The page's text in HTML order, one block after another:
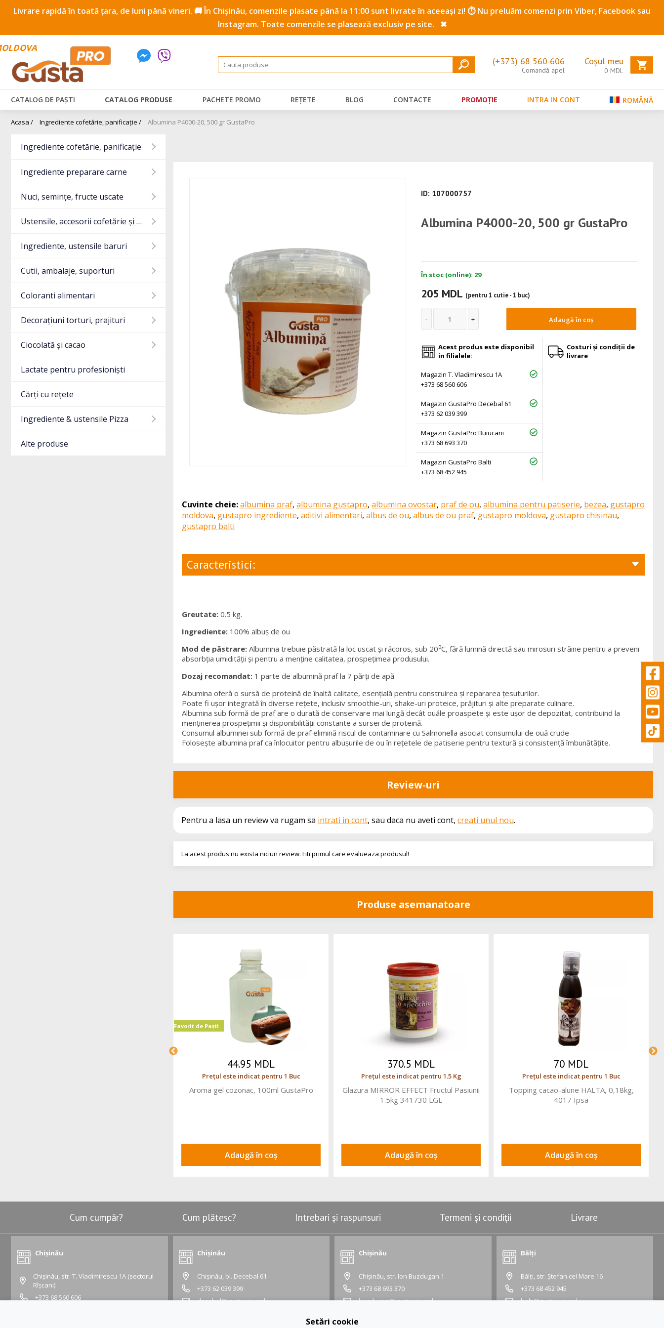
Livrare rapidă în toată țara, de luni până vineri. 🚚 În Chișinău, comenzile plasate până la 11:00 sunt livrate în aceeași zi! ⏱️ Nu preluăm comenzi prin Viber, Facebook sau
Instagram. Toate comenzile se plasează exclusiv pe site.
✖
Coșul meu
0 MDL
(+373) 68 560 606
Comandă apel
CATALOG DE PAȘTI CATALOG PRODUSE PACHETE PROMO REȚETE BLOG CONTACTE PROMOȚIE INTRA IN CONT ROMÂNĂ
Acasa / Ingrediente cofetărie, panificație / Albumina P4000-20, 500 gr GustaPro
Ingrediente cofetărie, panificație
Ingrediente preparare carne
Nuci, semințe, fructe uscate
Ustensile, accesorii cofetărie și gatit
Ingrediente, ustensile baruri
Cutii, ambalaje, suporturi
Coloranti alimentari
Decorațiuni torturi, prajituri
Ciocolată și cacao
Lactate pentru profesioniști
Cărți cu rețete
Ingrediente & ustensile Pizza
Alte produse
ID: 107000757
Albumina P4000-20, 500 gr GustaPro
În stoc (online): 29
205 MDL (pentru 1 cutie - 1 buc)
Adaugă în coș
Acest produs este disponibil
in filialele:
Magazin T. Vladimirescu 1A
+373 68 560 606
Magazin GustaPro Decebal 61
+373 62 039 399
Magazin GustaPro Buiucani
+373 68 693 370
Magazin GustaPro Balti
+373 68 452 945
Costuri și condiții de
livrare
Cuvinte cheie:albumina praf, albumina gustapro, albumina ovostar, praf de ou, albumina pentru patiserie, bezea, gustapro
moldova, gustapro ingrediente, aditivi alimentari, albus de ou, albus de ou praf, gustapro moldova, gustapro chisinau,
gustapro balti
Caracteristici:
Greutate: 0.5 kg.
Ingrediente: 100% albuș de ou
Mod de păstrare: Albumina trebuie păstrată la loc uscat și răcoros, sub 20⁰C, fără lumină directă sau mirosuri străine pentru a preveni
absorbția umidității și pentru a menține calitatea, prospețimea produsului.
Dozaj recomandat: 1 parte de albumină praf la 7 părți de apă
Albumina oferă o sursă de proteină de înaltă calitate, esențială pentru construirea și repararea țesuturilor.
Poate fi ușor integrată în diverse rețete, inclusiv smoothie-uri, shake-uri proteice, prăjituri și alte preparate culinare.
Albumina sub formă de praf are o durată de conservare mai lungă decât ouăle proaspete și este ușor de depozitat, contribuind la
menținerea prospețimii și disponibilității constante a sursei de proteină.
Consumul albuminei sub formă de praf elimină riscul de contaminare cu Salmonella asociat consumului de ouă crude
Folosește albumina praf ca înlocuitor pentru albușurile de ou în rețetele de patiserie pentru textură și consistență îmbunătățite.
Review-uri
Pentru a lasa un review va rugam sa intrati in cont, sau daca nu aveti cont, creati unul nou.
La acest produs nu exista niciun review. Fiti primul care evalueaza produsul!
Produse asemanatoare
Favorit de Paști
44.95 MDL
Prețul este indicat pentru 1 Buc
Aroma gel cozonac, 100ml GustaPro
Adaugă în coș
370.5 MDL
Prețul este indicat pentru 1.5 Kg
Glazura MIRROR EFFECT Fructul Pasiunii
1.5kg 341730 LGL
Adaugă în coș
70 MDL
Prețul este indicat pentru 1 Buc
Topping cacao-alune HALTA, 0,18kg,
4017 Ipsa
Adaugă în coș
Cum cumpăr? Cum plătesc? Intrebari și raspunsuri Termeni și condiții Livrare
Chișinău
Chișinău, str. T. Vladimirescu 1A (sectorul
Rîșcani)
+373 68 560 606
Chișinău
Chișinău, bl. Decebal 61
+373 62 039 399
decebal@gustapro.md
Chișinău
Chișinău, str. Ion Buzdugan 1
+373 68 693 370
buzdugan@gustapro.md
Grafic:
Lu - Vi:
Bălți
Bălți, str. Ștefan cel Mare 16
+373 68 452 945
balti@gustapro.md
Setări cookie